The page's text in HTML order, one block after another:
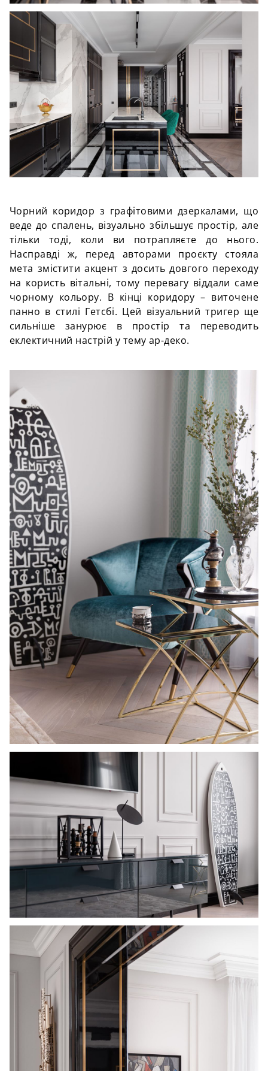
Чорний коридор з графітовими дзеркалами, що
веде до спалень, візуально збільшує простір, але
тільки тоді, коли ви потрапляєте до нього.
Насправді ж, перед авторами проєкту стояла
мета змістити акцент з досить довгого переходу
на користь вітальні, тому перевагу віддали саме
чорному кольору. В кінці коридору – виточене
панно в стилі Гетсбі. Цей візуальний тригер ще
сильніше занурює в простір та переводить
еклектичний настрій у тему ар-деко.